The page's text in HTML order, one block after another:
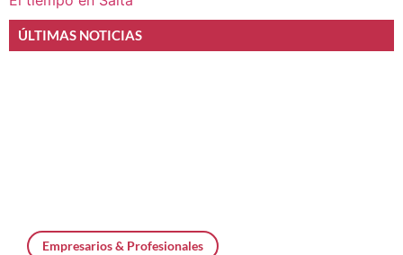
ÚLTIMAS NOTICIAS
Empresarios & Profesionales